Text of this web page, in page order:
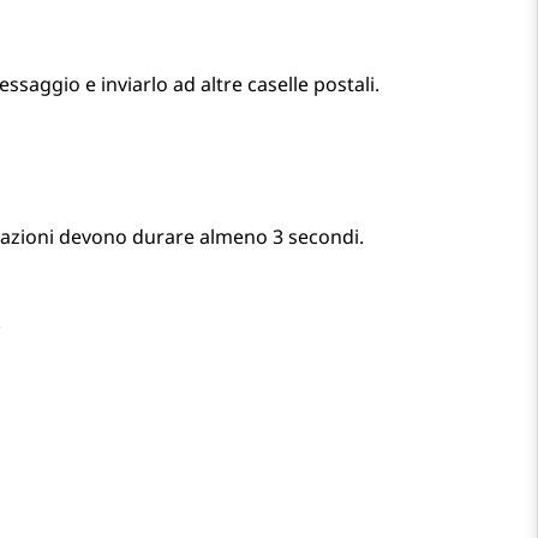
e inviarlo ad altre caselle postali.
devono durare almeno 3 secondi.